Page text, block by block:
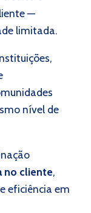
—
limitada.
nível de
no cliente,
eficiência em